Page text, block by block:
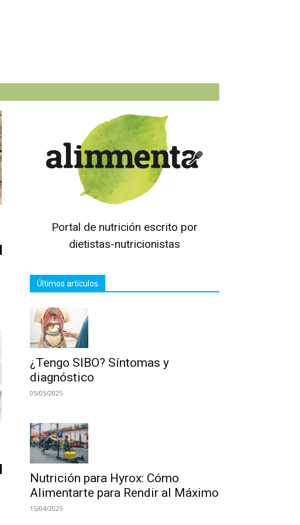
Portal de nutrición escrito por
dietistas-nutricionistas
Últimos artículos
¿Tengo SIBO? Síntomas y
diagnóstico
05/05/2025
Nutrición para Hyrox: Cómo
Alimentarte para Rendir al Máximo
15/04/2025